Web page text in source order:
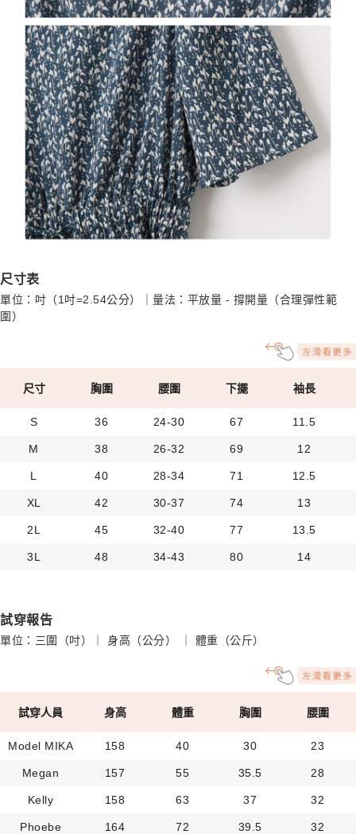
尺寸表
單位：吋（1吋=2.54公分）｜量法：平放量 - 撐開量（合理彈性範
圍）
尺寸 胸圍 腰圍 下擺 袖長
S 36 24-30 67 11.5
M 38 26-32 69 12
L 40 28-34 71 12.5
XL 42 30-37 74 13
2L 45 32-40 77 13.5
3L 48 34-43 80 14
試穿報告
單位：三圍（吋）｜ 身高（公分） ｜ 體重（公斤）
試穿人員 身高 體重 胸圍 腰圍
Model MIKA 158 40 30 23
Megan 157 55 35.5 28
Kelly 158 63 37 32
Phoebe 164 72 39.5 32